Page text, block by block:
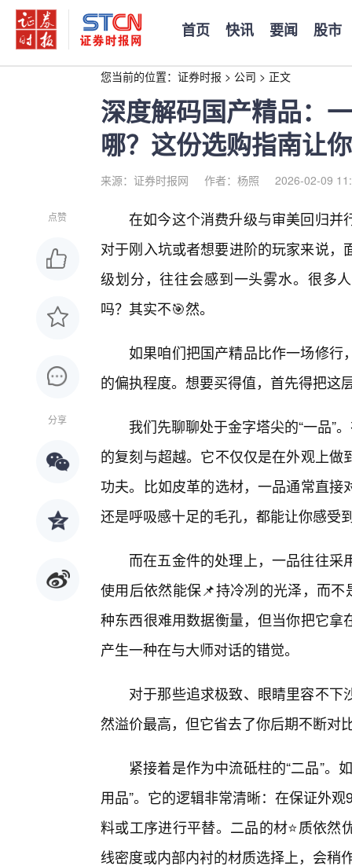
首页 快讯 要闻 股市
您当前的位置： 证券时报 > 公司 > 正文
深度解码国产精品：
哪？这份选购指南让
来源：证券时报网 作者：杨照 2026-02-09
点赞
分享
在如今这个消费升级与审美回归并
对于刚入坑或者想要进阶的玩家来说，
级划分，往往会感到一头雾水。很多
吗？其实不🎯然。
如果咱们把国产精品比作一场修行
的偏执程度。想要买得值，首先得把这
我们先聊聊处于金字塔尖的“一品”
的复刻与超越。它不仅仅是在外观上
功夫。比如皮革的选材，一品通常直
还是呼吸感十足的毛孔，都能让你感受
而在五金件的处理上，一品往往
使用后依然能保📌持冷冽的光泽，而
种东西很难用数据衡量，但当你把它
产生一种在与大师对话的错觉。
对于那些追求极致、眼睛里容不
然溢价最高，但它省去了你后期不断对
紧接着是作为中流砥柱的“二品”。
用品”。它的逻辑非常清晰：在保证外
料或工序进行平替。二品的材⭐质依
线密度或内部内衬的材质选择上，会稍